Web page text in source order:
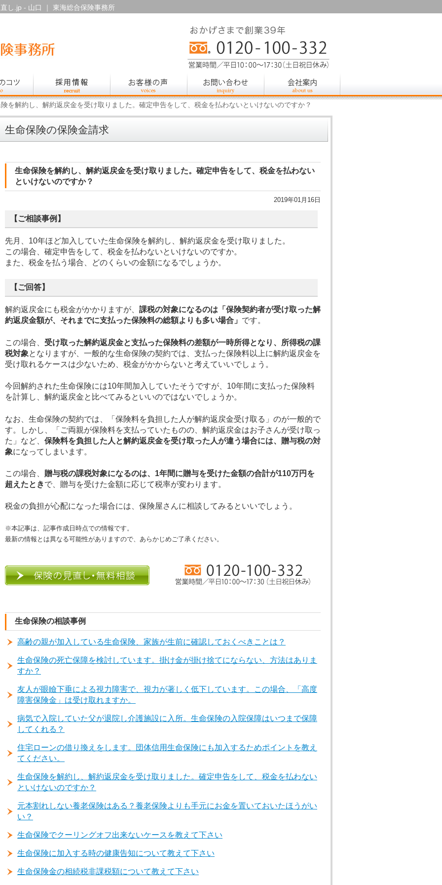
し.jp - 山口 ｜ 東海総合保険事務所
を解約し、解約返戻金を受け取りました。確定申告をして、税金を払わないといけないのですか？
生命保険の保険金請求
生命保険を解約し、解約返戻金を受け取りました。確定申告をして、税金を払わない
といけないのですか？
2019年01月16日
【ご相談事例】
先月、10年ほど加入していた生命保険を解約し、解約返戻金を受け取りました。
この場合、確定申告をして、税金を払わないといけないのですか。
また、税金を払う場合、どのくらいの金額になるでしょうか。
【ご回答】
解約返戻金にも税金がかかりますが、 課税の対象になるのは「保険契約者が受け取った解
約返戻金額が、それまでに支払った保険料の総額よりも多い場合」 です。
この場合、 受け取った解約返戻金と支払った保険料の差額が一時所得となり、所得税の課
税対象となりますが、一般的な生命保険の契約では、支払った保険料以上に解約返戻金を
受け取れるケースは少ないため、税金がかからないと考えていいでしょう。
今回解約された生命保険には10年間加入していたそうですが、10年間に支払った保険料
を計算し、解約返戻金と比べてみるといいのではないでしょうか。
なお、生命保険の契約では、「保険料を負担した人が解約返戻金受け取る」のが一般的で
す。しかし、「ご両親が保険料を支払っていたものの、解約返戻金はお子さんが受け取っ
た」など、 保険料を負担した人と解約返戻金を受け取った人が違う場合には、贈与税の対
象になってしまいます。
この場合、 贈与税の課税対象になるのは、1年間に贈与を受けた金額の合計が110万円を
超えたときで、贈与を受けた金額に応じて税率が変わります。
税金の負担が心配になった場合には、保険屋さんに相談してみるといいでしょう。
※本記事は、記事作成日時点での情報です。
最新の情報とは異なる可能性がありますので、あらかじめご了承ください。
生命保険の相談事例
高齢の親が加入している生命保険、家族が生前に確認しておくべきことは？
生命保険の死亡保障を検討しています。掛け金が掛け捨てにならない、方法はありま
すか？
友人が眼瞼下垂による視力障害で、視力が著しく低下しています。この場合、「高度
障害保険金」は受け取れますか。
病気で入院していた父が退院し介護施設に入所。生命保険の入院保障はいつまで保障
してくれる？
住宅ローンの借り換えをします。団体信用生命保険にも加入するためポイントを教え
てください。
生命保険を解約し、解約返戻金を受け取りました。確定申告をして、税金を払わない
といけないのですか？
元本割れしない養老保険はある？養老保険よりも手元にお金を置いておいたほうがい
い？
生命保険でクーリングオフ出来ないケースを教えて下さい
生命保険に加入する時の健康告知について教えて下さい
生命保険金の相続税非課税額について教えて下さい